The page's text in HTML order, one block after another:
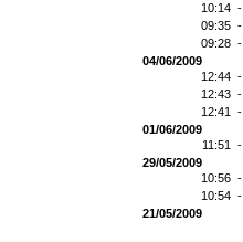
10:14 -
09:35 -
09:28 -
04/06/2009
12:44 -
12:43 -
12:41 -
01/06/2009
11:51 -
29/05/2009
10:56 -
10:54 -
21/05/2009